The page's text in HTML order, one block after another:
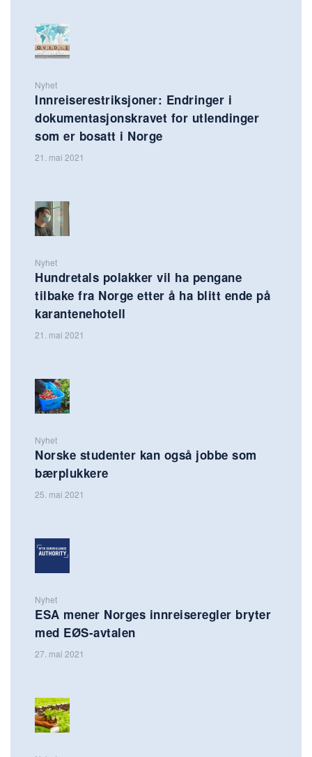
Nyhet
Innreiserestriksjoner: Endringer i
dokumentasjonskravet for utlendinger
som er bosatt i Norge
21. mai 2021
Nyhet
Hundretals polakker vil ha pengane
tilbake fra Norge etter å ha blitt ende på
karantenehotell
21. mai 2021
Nyhet
Norske studenter kan også jobbe som
bærplukkere
25. mai 2021
Nyhet
ESA mener Norges innreiseregler bryter
med EØS-avtalen
27. mai 2021